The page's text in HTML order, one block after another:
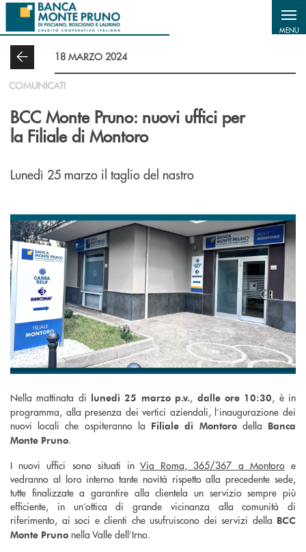
Salta al contenuto principale
MENU
18 MARZO 2024
COMUNICATI
BCC Monte Pruno: nuovi uffici per
la Filiale di Montoro
Lunedì 25 marzo il taglio del nastro
Nella mattinata di lunedì 25 marzo p.v., dalle ore 10:30, è in
programma, alla presenza dei vertici aziendali, l’inaugurazione dei
nuovi locali che ospiteranno la Filiale di Montorodella Banca
Monte Pruno.
I nuovi uffici sono situati inVia Roma, 365/367 a Montoroe
vedranno al loro interno tante novità rispetto alla precedente sede,
tutte finalizzate a garantire alla clientela un servizio sempre più
efficiente, in un’ottica di grande vicinanza alla comunità di
riferimento, ai soci e clienti che usufruiscono dei servizi della BCC
Monte Pruno nella Valle dell’Irno.